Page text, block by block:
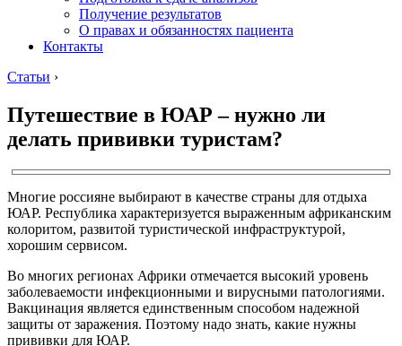
Получение результатов
О правах и обязанностях пациента
Контакты
Статьи ›
Путешествие в ЮАР – нужно ли
делать прививки туристам?
Многие россияне выбирают в качестве страны для отдыха
ЮАР. Республика характеризуется выраженным африканским
колоритом, развитой туристической инфраструктурой,
хорошим сервисом.
Во многих регионах Африки отмечается высокий уровень
заболеваемости инфекционными и вирусными патологиями.
Вакцинация является единственным способом надежной
защиты от заражения. Поэтому надо знать, какие нужны
прививки для ЮАР.